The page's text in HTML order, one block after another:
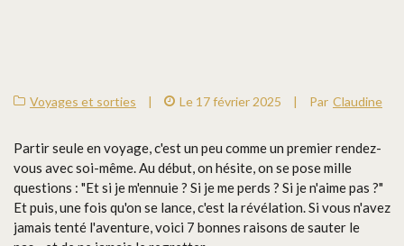
Voyages et sorties | Le 17 février 2025 | Par Claudine
Partir seule en voyage, c'est un peu comme un premier rendez-
vous avec soi-même. Au début, on hésite, on se pose mille
questions : "Et si je m'ennuie ? Si je me perds ? Si je n'aime pas ?"
Et puis, une fois qu'on se lance, c'est la révélation. Si vous n'avez
jamais tenté l'aventure, voici 7 bonnes raisons de sauter le